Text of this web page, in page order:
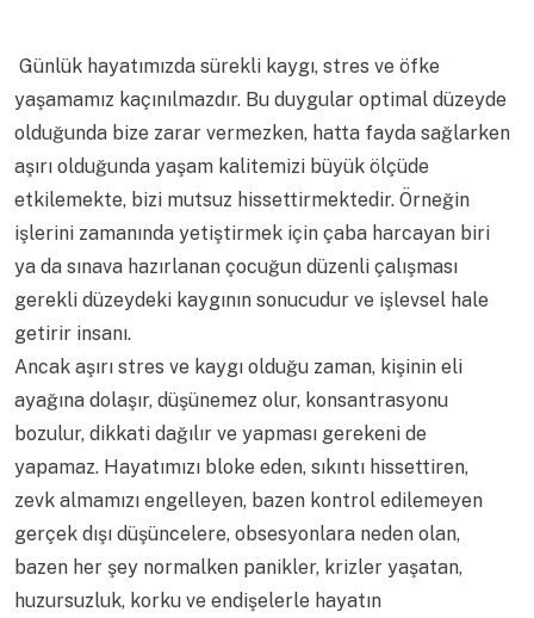
Günlük hayatımızda sürekli kaygı, stres ve öfke
yaşamamız kaçınılmazdır. Bu duygular optimal düzeyde
olduğunda bize zarar vermezken, hatta fayda sağlarken
aşırı olduğunda yaşam kalitemizi büyük ölçüde
etkilemekte, bizi mutsuz hissettirmektedir. Örneğin
işlerini zamanında yetiştirmek için çaba harcayan biri
ya da sınava hazırlanan çocuğun düzenli çalışması
gerekli düzeydeki kaygının sonucudur ve işlevsel hale
getirir insanı.
Ancak aşırı stres ve kaygı olduğu zaman, kişinin eli
ayağına dolaşır, düşünemez olur, konsantrasyonu
bozulur, dikkati dağılır ve yapması gerekeni de
yapamaz. Hayatımızı bloke eden, sıkıntı hissettiren,
zevk almamızı engelleyen, bazen kontrol edilemeyen
gerçek dışı düşüncelere, obsesyonlara neden olan,
bazen her şey normalken panikler, krizler yaşatan,
huzursuzluk, korku ve endişelerle hayatın